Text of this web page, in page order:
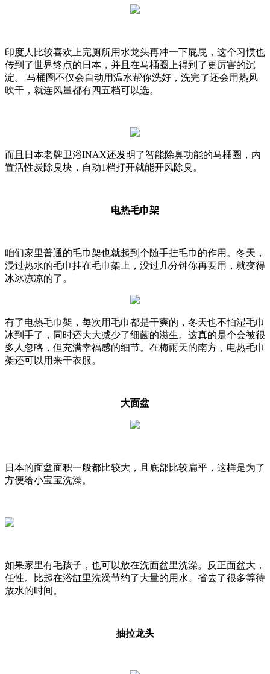
印度人比较喜欢上完厕所用水龙头再冲一下屁屁，这个习惯也
传到了世界终点的日本，并且在马桶圈上得到了更厉害的沉
淀。 马桶圈不仅会自动用温水帮你洗好，洗完了还会用热风
吹干，就连风量都有四五档可以选。
而且日本老牌卫浴INAX还发明了智能除臭功能的马桶圈，内
置活性炭除臭块，自动1档打开就能开风除臭。
电热毛巾架
咱们家里普通的毛巾架也就起到个随手挂毛巾的作用。冬天，
浸过热水的毛巾挂在毛巾架上，没过几分钟你再要用，就变得
冰冰凉凉的了。
有了电热毛巾架，每次用毛巾都是干爽的，冬天也不怕湿毛巾
冰到手了，同时还大大减少了细菌的滋生。这真的是个会被很
多人忽略，但充满幸福感的细节。在梅雨天的南方，电热毛巾
架还可以用来干衣服。
大面盆
日本的面盆面积一般都比较大，且底部比较扁平，这样是为了
方便给小宝宝洗澡。
如果家里有毛孩子，也可以放在洗面盆里洗澡。反正面盆大，
任性。比起在浴缸里洗澡节约了大量的用水、省去了很多等待
放水的时间。
抽拉龙头